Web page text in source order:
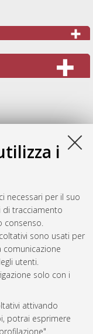
i
necessari per il suo
di tracciamento
consenso.
sono usati per
comunicazione
utenti.
solo con i
attivando
potrai esprimere